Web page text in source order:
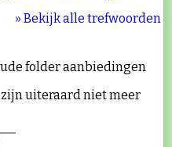
» Bekijk alle trefwoorden
folder aanbiedingen
zijn uiteraard niet meer